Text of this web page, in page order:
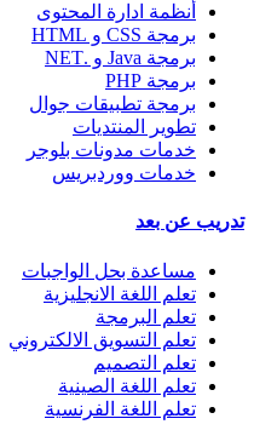
أنظمة ادارة المحتوى
برمجة CSS و HTML
برمجة Java و .NET
برمجة PHP
برمجة تطبيقات جوال
تطوير المنتديات
خدمات مدونات بلوجر
خدمات ووردبريس
تدريب عن بعد
مساعدة بحل الواجبات
تعلم اللغة الانجليزية
تعلم البرمجة
تعلم التسويق الالكتروني
تعلم التصميم
تعلم اللغة الصينية
تعلم اللغة الفرنسية